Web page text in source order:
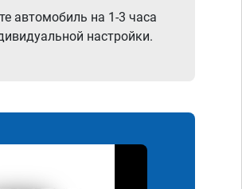
автомобиль на 1-3 часа
настройки.